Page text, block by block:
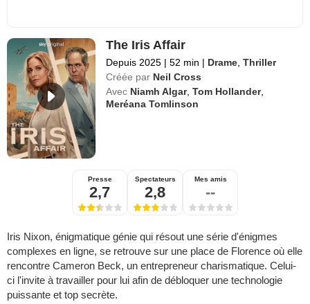
The Iris Affair
Depuis 2025 | 52 min | Drame ,Thriller
Créée par Neil Cross
Avec Niamh Algar,Tom Hollander,
Meréana Tomlinson
Presse
2,7
Spectateurs
2,8
Mes amis
--
Iris Nixon, énigmatique génie qui résout une série d'énigmes
complexes en ligne, se retrouve sur une place de Florence où elle
rencontre Cameron Beck, un entrepreneur charismatique. Celui-
ci l'invite à travailler pour lui afin de débloquer une technologie
puissante et top secrète.